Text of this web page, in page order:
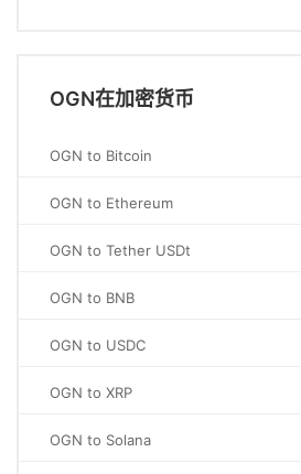
OGN在加密货币
OGN to Bitcoin
OGN to Ethereum
OGN to Tether USDt
OGN to BNB
OGN to USDC
OGN to XRP
OGN to Solana